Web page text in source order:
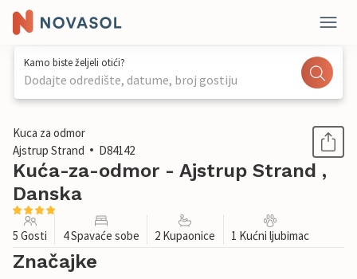
Kamo biste željeli otići?
Dodajte odredište, datume, broj gostiju
1 / 22
Kuca za odmor
Ajstrup Strand
D84142
Kuća-za-odmor - Ajstrup Strand ,
Danska
5 Gosti 4 Spavaće sobe 2 Kupaonice 1 Kućni ljubimac
Značajke